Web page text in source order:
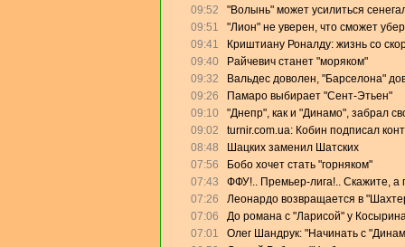
09:52
"Волынь" может усилиться
09:51
"Лион" не уверен, что сможет
09:41
Криштиану Роналду: жизнь со
09:40
Райчевич станет "моряком"
09:32
Вальдес доволен, "Барселона"
09:26
Памаро выбирает "Сент-Этьен"
09:10
"Днепр", как и "Динамо", забрал
09:02
turnir.com.ua: Кобин подписал
08:48
Шацких заменил Шатских
07:56
Бобо хочет стать "горняком"
07:43
ФФУ!.. Премьер-лига!.. Скажите, а
07:26
Леонардо возвращается в
07:06
До романа с "Ларисой" у
07:01
Олег Шандрук: "Начинать с